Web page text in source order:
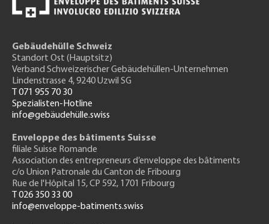
Gebäudehülle Schweiz
Standort Ost (Hauptsitz)
Verband Schweizerischer Gebäudehüllen-Unternehmen
Lindenstrasse 4, 9240 Uzwil SG
T 071 955 70 30
Spezialisten-Hotline
info@gebäudehülle.swiss
Enveloppe des bâtiments Suisse
filiale Suisse Romande
Association des entrepreneurs d’enveloppe des bâtiments
c/o Union Patronale du Canton de Fribourg
Rue de l'Hôpital 15, CP 592, 1701 Fribourg
T 026 350 33 00
info@enveloppe-batiments.swiss